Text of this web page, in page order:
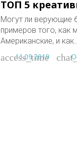
ТОП 5
Могут ли верующие
примеров того, как
Американские, и как…
access_time
11.09.2019